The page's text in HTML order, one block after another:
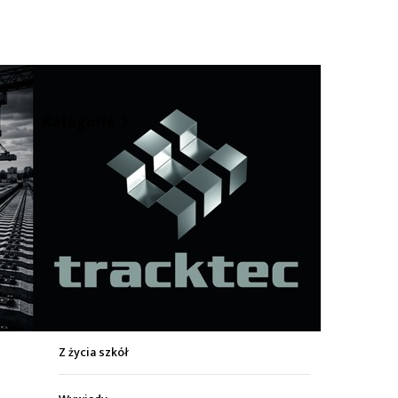
Z życia miasta
Kultura
Z życia szkół